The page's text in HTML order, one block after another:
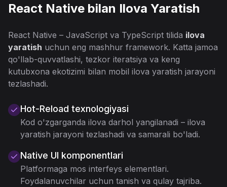
React Native bilan Ilova Yaratish
React Native – JavaScript va TypeScript tilida ilova
yaratish uchun eng mashhur framework. Katta jamoa
qo'llab-quvvatlashi, tezkor iteratsiya va keng
kutubxona ekotizimi bilan mobil ilova yaratish jarayoni
tezlashadi.
Hot-Reload texnologiyasi
Kod o'zgarganda ilova darhol yangilanadi – ilova
yaratish jarayoni tezlashadi va samarali bo'ladi.
Native UI komponentlari
Platformaga mos interfeys elementlari.
Foydalanuvchilar uchun tanish va qulay tajriba.